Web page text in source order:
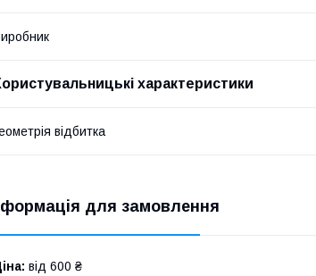
характеристики
відбитка
для замовлення
від 600 ₴